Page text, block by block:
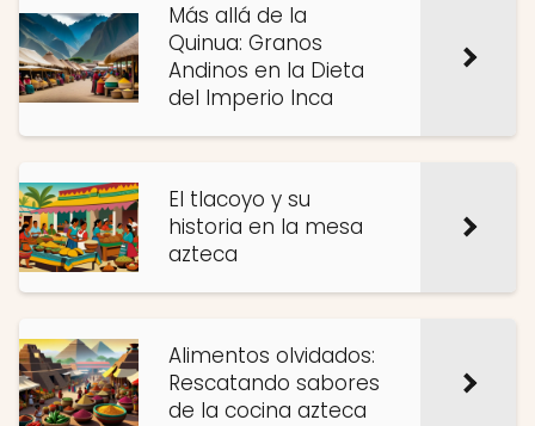
Más allá de la
Quinua: Granos
Andinos en la Dieta
del Imperio Inca
El tlacoyo y su
historia en la mesa
azteca
Alimentos olvidados:
Rescatando sabores
de la cocina azteca